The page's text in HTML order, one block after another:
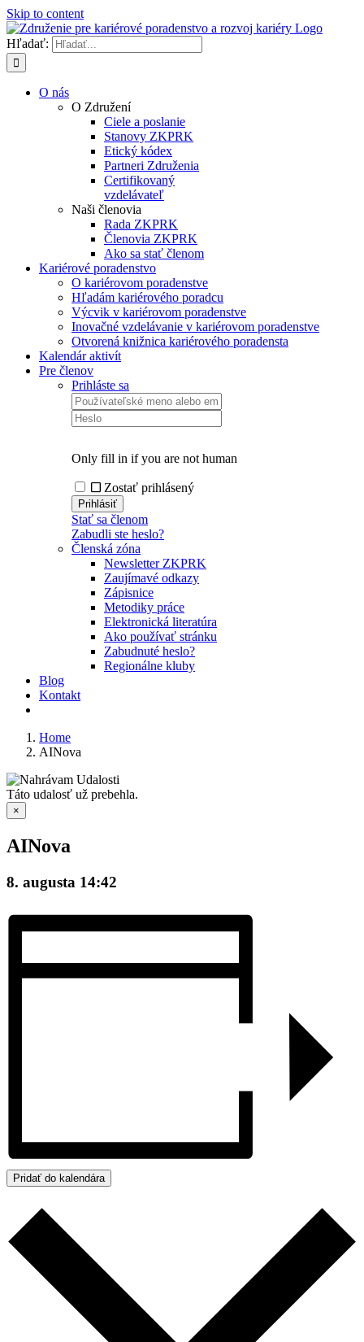
Skip to content
Hľadať:
O nás
O Združení
Ciele a poslanie
Stanovy ZKPRK
Etický kódex
Partneri Združenia
Certifikovaný
vzdelávateľ
Naši členovia
Rada ZKPRK
Členovia ZKPRK
Ako sa stať členom
Kariérové poradenstvo
O kariérovom poradenstve
Hľadám kariérového poradcu
Výcvik v kariérovom poradenstve
Inovačné vzdelávanie v kariérovom poradenstve
Otvorená knižnica kariérového poradensta
Kalendár aktivít
Pre členov
Prihláste sa
Only fill in if you are not human
Zostať prihlásený
Stať sa členom
Zabudli ste heslo?
Členská zóna
Newsletter ZKPRK
Zaujímavé odkazy
Zápisnice
Metodiky práce
Elektronická literatúra
Ako používať stránku
Zabudnuté heslo?
Regionálne kluby
Blog
Kontakt
Home
AINova
Táto udalosť už prebehla.
×
AINova
8. augusta 14:42
Pridať do kalendára